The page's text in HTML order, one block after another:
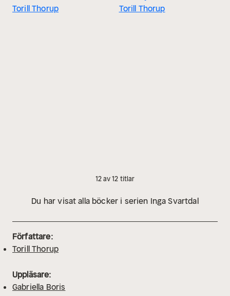
Torill Thorup
Torill Thorup
12 av 12 titlar
Du har visat alla böcker i serien Inga Svartdal
Författare:
Torill Thorup
Uppläsare:
Gabriella Boris